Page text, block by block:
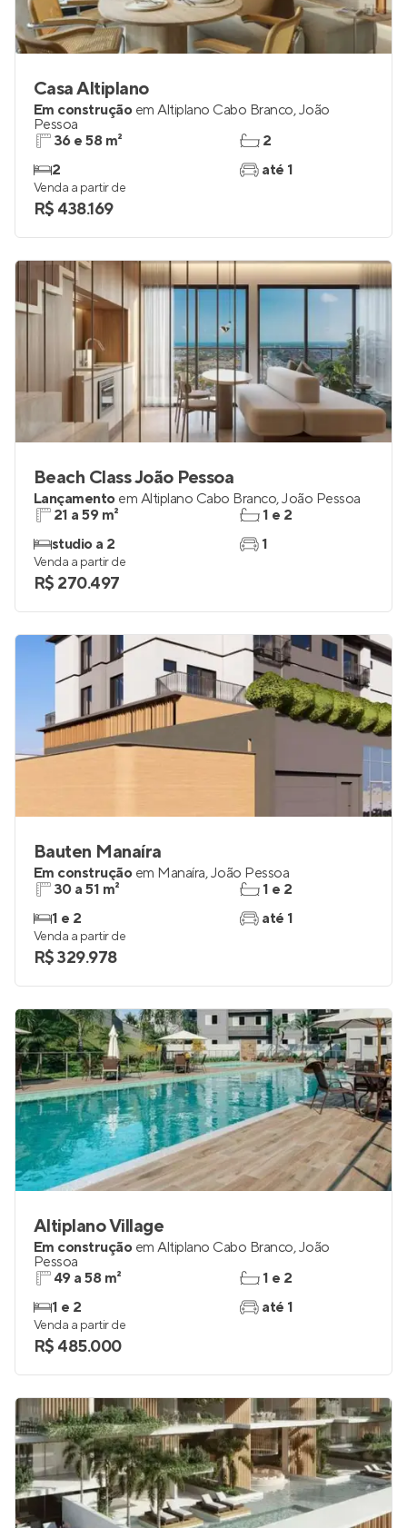
Casa Altiplano
Em construção em Altiplano Cabo Branco,João
Pessoa
36 e 58 m²
2
2
até 1
Venda a partir de
R$ 438.169
Beach Class João Pessoa
Lançamento em Altiplano Cabo Branco,João Pessoa
21 a 59 m²
studio a 2
1 e 2
1
Venda a partir de
R$ 270.497
Bauten Manaíra
Em construção em Manaíra,João Pessoa
30 a 51 m²
1 e 2
1 e 2
até 1
Venda a partir de
R$ 329.978
Altiplano Village
Em construção em Altiplano Cabo Branco,João
Pessoa
49 a 58 m²
1 e 2
1 e 2
até 1
Venda a partir de
R$ 485.000